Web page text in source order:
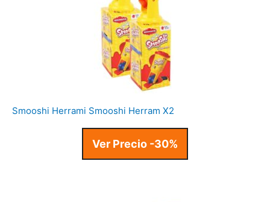
Smooshi Herrami Smooshi Herram X2
Ver Precio -30%